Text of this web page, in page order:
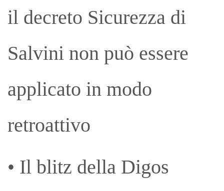
il decreto Sicurezza di
Salvini non può essere
applicato in modo
retroattivo
• Il blitz della Digos